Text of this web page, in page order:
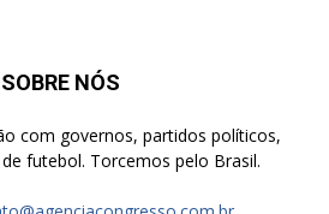
SOBRE NÓS
com governos, partidos políticos,
futebol. Torcemos pelo Brasil.